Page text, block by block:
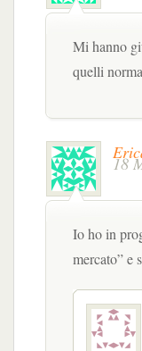
Mi hanno
quelli
18
Io ho in
mercato” e